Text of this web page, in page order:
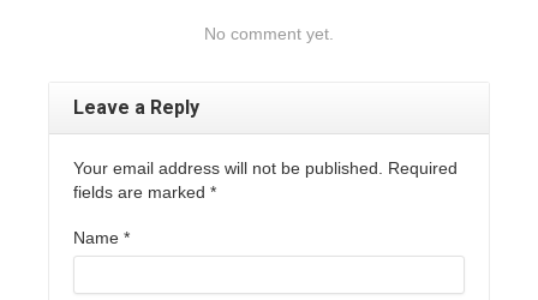
No comment yet.
Leave a Reply
Your email address will not be published. Required
fields are marked *
Name *